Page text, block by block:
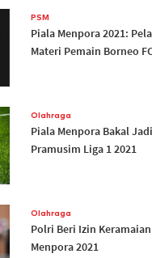
PSM
Piala Menpora 2021:
Materi Pemain Borneo
Olahraga
Piala Menpora Bakal
Pramusim Liga 1 2021
Olahraga
Polri Beri Izin
Menpora 2021